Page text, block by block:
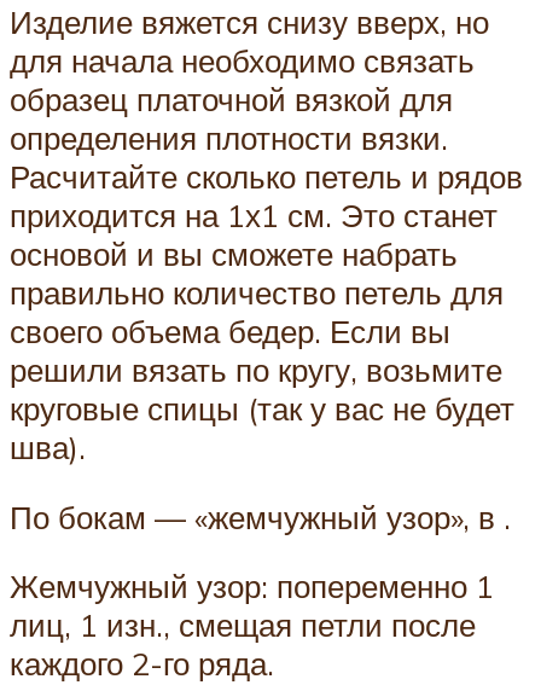
Изделие вяжется снизу вверх, но
для начала необходимо связать
образец платочной вязкой для
определения плотности вязки.
Расчитайте сколько петель и рядов
приходится на 1х1 см. Это станет
основой и вы сможете набрать
правильно количество петель для
своего объема бедер. Если вы
решили вязать по кругу, возьмите
круговые спицы (так у вас не будет
шва).
По бокам — «жемчужный узор», в .
Жемчужный узор: попеременно 1
лиц, 1 изн., смещая петли после
каждого 2-го ряда.